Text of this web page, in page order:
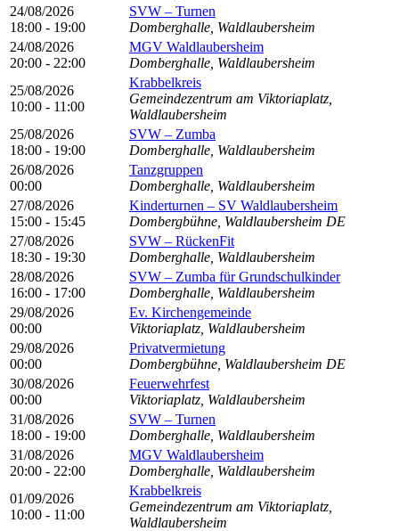
24/08/2026
18:00 - 19:00
SVW – Turnen
Domberghalle, Waldlaubersheim
24/08/2026
20:00 - 22:00
MGV Waldlaubersheim
Domberghalle, Waldlaubersheim
25/08/2026
10:00 - 11:00
Krabbelkreis
Gemeindezentrum am Viktoriaplatz,
Waldlaubersheim
25/08/2026
18:00 - 19:00
SVW – Zumba
Domberghalle, Waldlaubersheim
26/08/2026
00:00
Tanzgruppen
Domberghalle, Waldlaubersheim
27/08/2026
15:00 - 15:45
Kinderturnen – SV Waldlaubersheim
Dombergbühne, Waldlaubersheim DE
27/08/2026
18:30 - 19:30
SVW – RückenFit
Domberghalle, Waldlaubersheim
28/08/2026
16:00 - 17:00
SVW – Zumba für Grundschulkinder
Domberghalle, Waldlaubersheim
29/08/2026
00:00
Ev. Kirchengemeinde
Viktoriaplatz, Waldlaubersheim
29/08/2026
00:00
Privatvermietung
Dombergbühne, Waldlaubersheim DE
30/08/2026
00:00
Feuerwehrfest
Viktoriaplatz, Waldlaubersheim
31/08/2026
18:00 - 19:00
SVW – Turnen
Domberghalle, Waldlaubersheim
31/08/2026
20:00 - 22:00
MGV Waldlaubersheim
Domberghalle, Waldlaubersheim
01/09/2026
10:00 - 11:00
Krabbelkreis
Gemeindezentrum am Viktoriaplatz,
Waldlaubersheim